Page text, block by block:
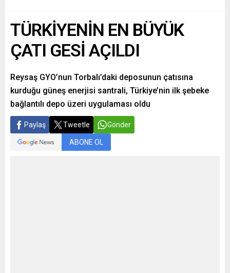
TÜRKİYENİN EN BÜYÜK
ÇATI GESİ AÇILDI
Reysaş GYO’nun Torbalı’daki deposunun çatısına
kurduğu güneş enerjisi santrali, Türkiye’nin ilk şebeke
bağlantılı depo üzeri uygulaması oldu
Paylaş Tweetle Gönder
ABONE OL